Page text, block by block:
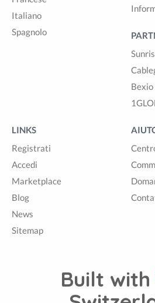
Italiano
Spagnolo
Bexio
LINKS
Registrati
Accedi
Marketplace
Blog
News
Sitemap
Built with